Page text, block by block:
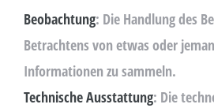
Beobachtung: Die Handlung des
Betrachtens von etwas oder
Informationen zu sammeln.
Technische Ausstattung: Die